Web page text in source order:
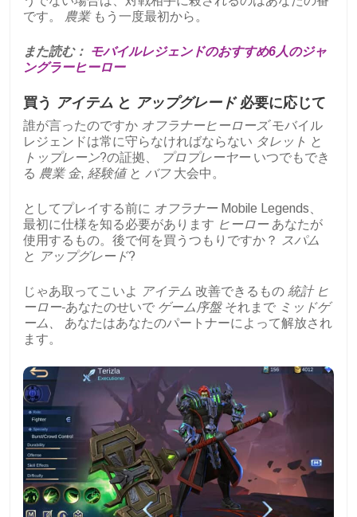
です。
農業もう一度最初から。
また読む： モバイルレジェンドのおすすめ6人のジャ
ングラーヒーロー
買う アイテム と アップグレード必要に応じて
誰が言ったのですか オフラナーヒーローズモバイル
レジェンドは常に守らなければならない タレット と
トップレーン?の証拠、 プロプレーヤーいつでもでき
る 農業 金, 経験値と バフ大会中。
としてプレイする前に オフラナーMobile Legends、
最初に仕様を知る必要があります ヒーローあなたが
使用するもの。後で何を買うつもりですか？
スパム
と
アップグレード?
じゃあ取ってこいよ アイテム 改善できるもの 統計 ヒ
ーロー-あなたのせいで ゲーム序盤それまで ミッドゲ
ーム、
あなたはあなたのパートナーによって解放され
ます。